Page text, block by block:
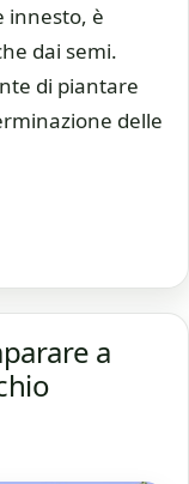
innesto, è
dai semi.
di piantare
delle
a